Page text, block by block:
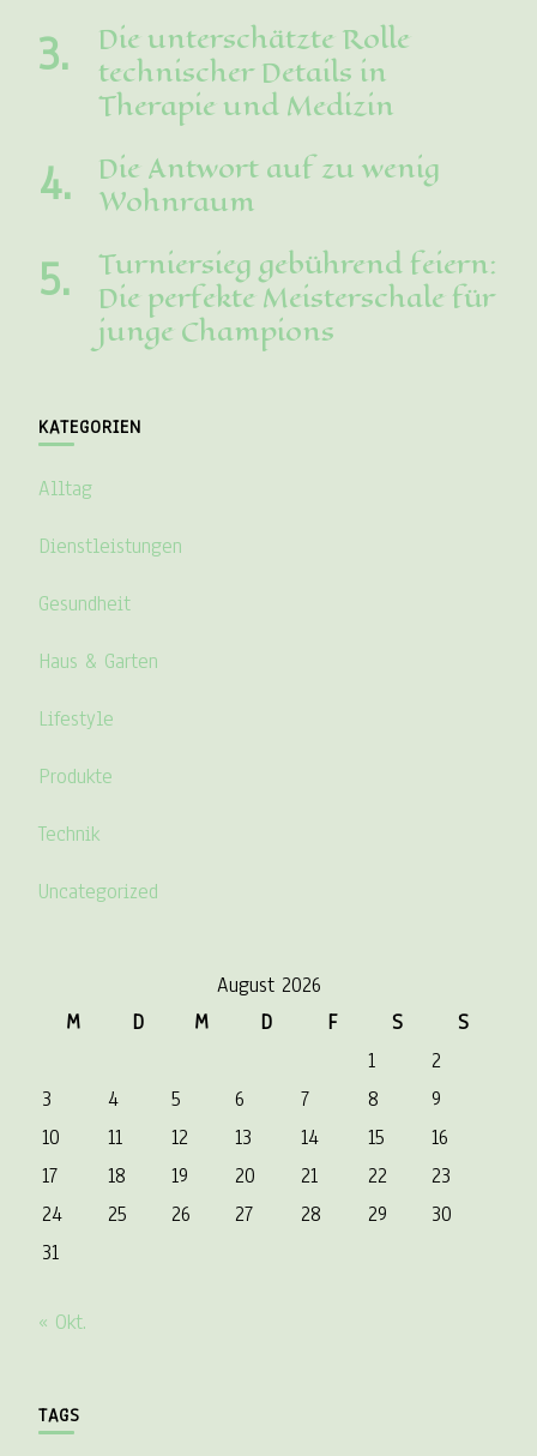
Die unterschätzte Rolle
technischer Details in
Therapie und Medizin
Die Antwort auf zu wenig
Wohnraum
Turniersieg gebührend feiern:
Die perfekte Meisterschale für
junge Champions
KATEGORIEN
Alltag
Dienstleistungen
Gesundheit
Haus & Garten
Lifestyle
Produkte
Technik
Uncategorized
August 2026
M
D M D F S
S
1
2
3
4 5 6 7 8
9
10
11 12 13 14 15
16
17
18 19 20 21 22
23
24
25 26 27 28 29
30
31
« Okt.
TAGS